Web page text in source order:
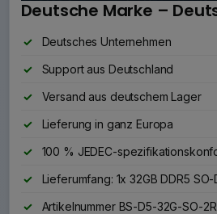
Deutsche Marke –
Deutsches Unternehmen
Support aus Deutschland
Versand aus deutschem Lager
Lieferung in ganz Europa
100 % JEDEC-
Lieferumfang: 1x 32GB DDR5 SO-
Artikelnummer BS-D5-32G-SO-